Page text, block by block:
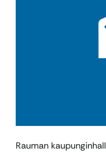
Rauman